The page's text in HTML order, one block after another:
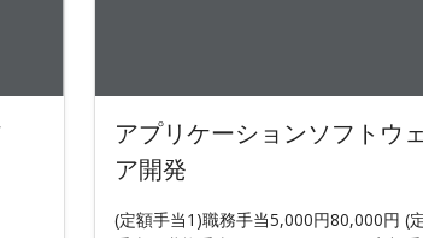
アプリケーションソフトウ
ア開発
(定額手当1)職務手当5,000円80,000円 (